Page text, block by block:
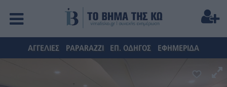
ΑΓΓΕΛΙΕΣ PAPARAZZI ΕΠ. ΟΔΗΓΟΣ ΕΦΗΜΕΡΙΔΑ